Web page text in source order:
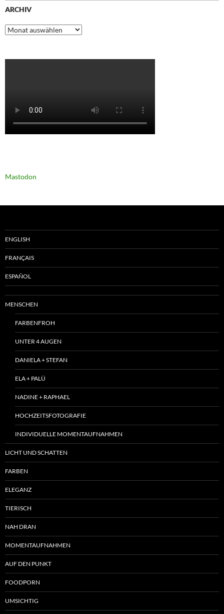
ARCHIV
Archiv
Mastodon
ENGLISH
FRANÇAIS
ESPAÑOL
MENSCHEN
FARBENFROH
UNTER 4 AUGEN
DANIELA + STEFAN
ELA + PALÜ
NADINE + RAPHAEL
HOCHZEITSFOTOGRAFIE
INDIVIDUELLE MOMENTAUFNAHMEN
LICHT UND SCHATTEN
FARBEN
ELEGANZ
TIERISCH
NAH DRAN
MOMENTAUFNAHMEN
AUF DEN PUNKT
FOODPORN
UMSICHTIG